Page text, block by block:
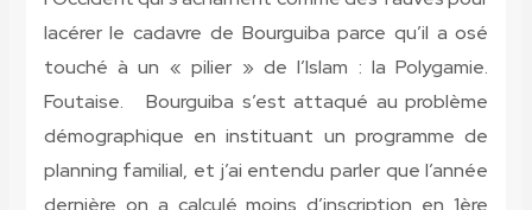
lacérer le cadavre de Bourguiba parce qu’il a osé
touché à un « pilier » de l’Islam : la Polygamie.
Foutaise. Bourguiba s’est attaqué au problème
démographique en instituant un programme de
planning familial, et j’ai entendu parler que l’année
dernière on a calculé moins d’inscription en 1ère